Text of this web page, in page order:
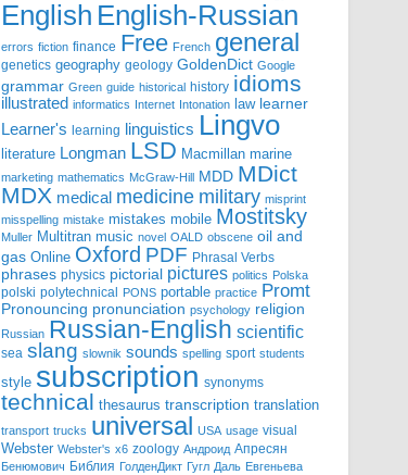
English English-Russian
errors fiction finance Free French general
genetics geography geology GoldenDict Google
grammar Green guide historical history idioms
illustrated informatics Internet Intonation law learner
Learner's learning linguistics Lingvo
literature Longman LSD Macmillan marine
marketing mathematics McGraw-Hill MDD MDict
MDX medical medicine military misprint
misspelling mistake mistakes mobile Mostitsky
Muller Multitran music novel OALD obscene oil and
gas Online Oxford PDF Phrasal Verbs
phrases physics pictorial pictures politics Polska
polski polytechnical PONS portable practice Promt
Pronouncing pronunciation psychology religion
Russian Russian-English scientific
sea slang slownik sounds spelling sport students
style subscription synonyms
technical thesaurus transcription translation
transport trucks universal USA usage visual
Webster Webster's x6 zoology Андроид Апресян
Бенюмович Библия ГолденДикт Гугл Даль Евгеньева